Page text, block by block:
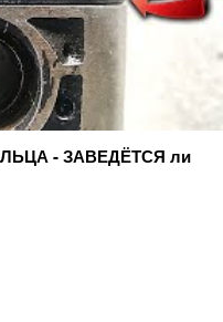
- ЗАВЕДЁТСЯ ли